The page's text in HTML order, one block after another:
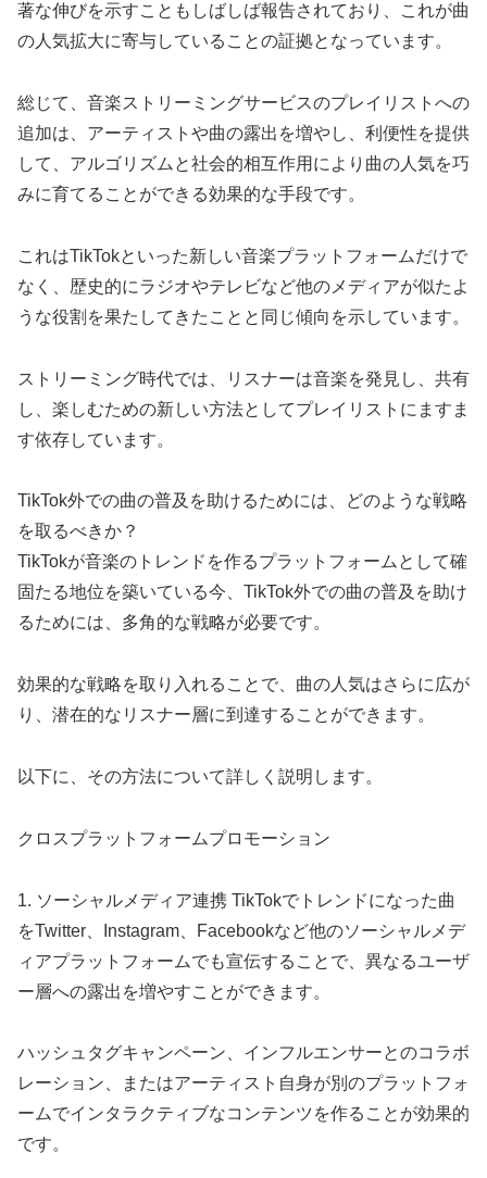
著な伸びを示すこともしばしば報告されており、これが曲
の人気拡大に寄与していることの証拠となっています。
総じて、音楽ストリーミングサービスのプレイリストへの
追加は、アーティストや曲の露出を増やし、利便性を提供
して、アルゴリズムと社会的相互作用により曲の人気を巧
みに育てることができる効果的な手段です。
これはTikTokといった新しい音楽プラットフォームだけで
なく、歴史的にラジオやテレビなど他のメディアが似たよ
うな役割を果たしてきたことと同じ傾向を示しています。
ストリーミング時代では、リスナーは音楽を発見し、共有
し、楽しむための新しい方法としてプレイリストにますま
す依存しています。
TikTok外での曲の普及を助けるためには、どのような戦略
を取るべきか？
TikTokが音楽のトレンドを作るプラットフォームとして確
固たる地位を築いている今、TikTok外での曲の普及を助け
るためには、多角的な戦略が必要です。
効果的な戦略を取り入れることで、曲の人気はさらに広が
り、潜在的なリスナー層に到達することができます。
以下に、その方法について詳しく説明します。
クロスプラットフォームプロモーション
1. ソーシャルメディア連携 TikTokでトレンドになった曲
をTwitter、Instagram、Facebookなど他のソーシャルメデ
ィアプラットフォームでも宣伝することで、異なるユーザ
ー層への露出を増やすことができます。
ハッシュタグキャンペーン、インフルエンサーとのコラボ
レーション、またはアーティスト自身が別のプラットフォ
ームでインタラクティブなコンテンツを作ることが効果的
です。